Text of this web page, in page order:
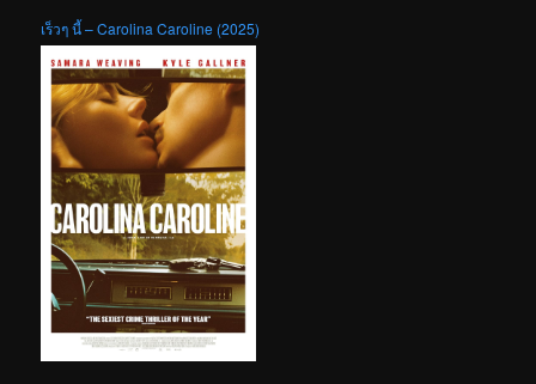
เร็วๆ นี้ – Carolina Caroline (2025)